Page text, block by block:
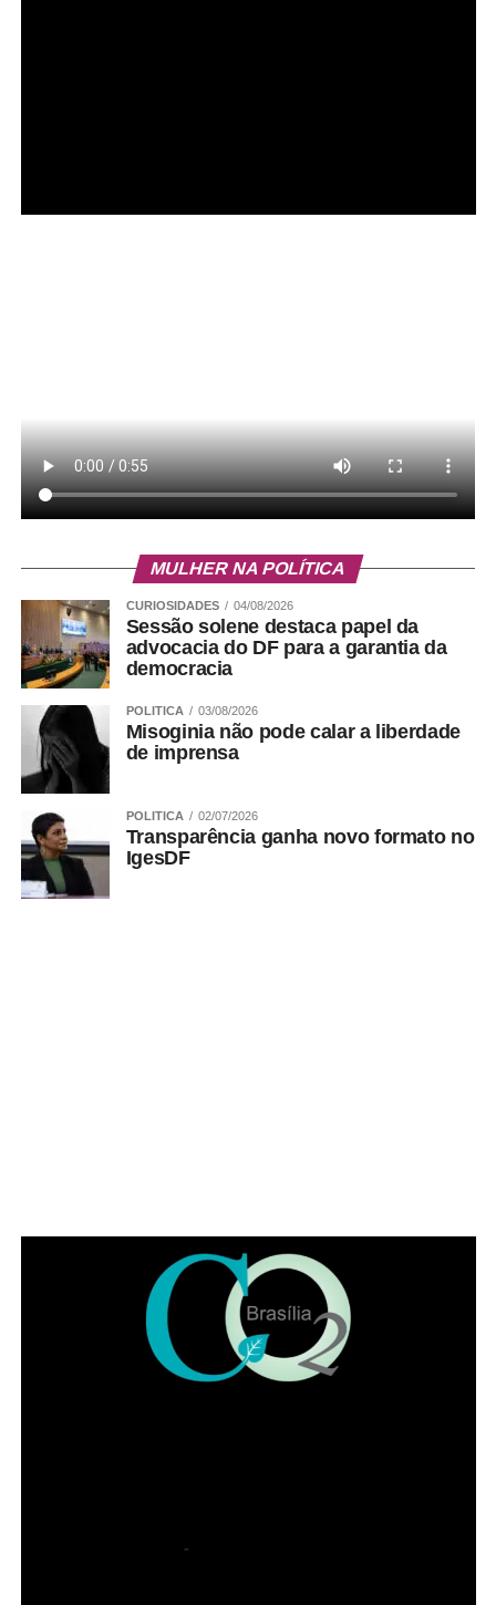
COMENTE ABAIXO:
WhatsApp
Facebook
Twitter
Messenger
LinkedIn
Share
MULHER NA POLÍTICA
CURIOSIDADES 04/08/2026
Sessão solene destaca papel da
advocacia do DF para a garantia da
democracia
POLITICA 03/08/2026
Misoginia não pode calar a liberdade
de imprensa
POLITICA 02/07/2026
Transparência ganha novo formato no
IgesDF